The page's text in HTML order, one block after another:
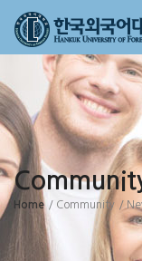
Home / Community /